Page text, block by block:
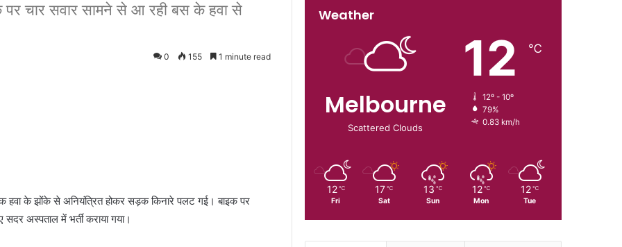
चार सवार सामने से आ रही बस के हवा से
0 155 1 minute read
हवा के झोंके से अनियंत्रित होकर सड़क किनारे पलट गई। बाइक पर
अस्पताल में भर्ती कराया गया।
Weather
Melbourne
Scattered Clouds
12 ℃
12º - 10º
79%
0.83 km/h
12 ℃
Fri
17 ℃
Sat
13 ℃
Sun
12 ℃
Mon
12 ℃
Tue